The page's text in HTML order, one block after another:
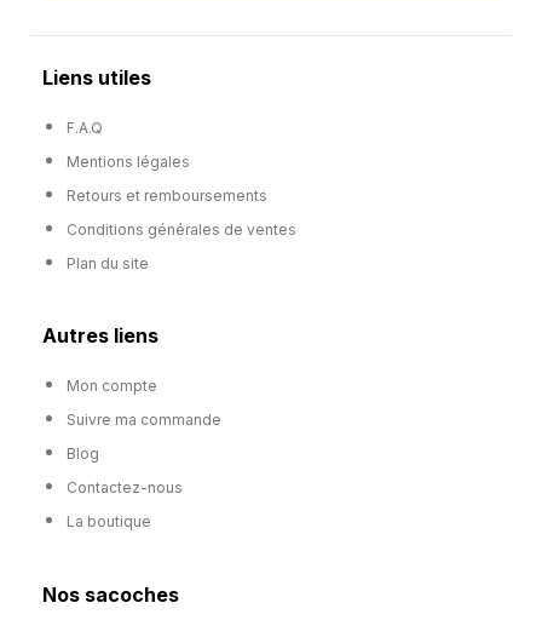
Liens utiles
F.A.Q
Mentions légales
Retours et remboursements
Conditions générales de ventes
Plan du site
Autres liens
Mon compte
Suivre ma commande
Blog
Contactez-nous
La boutique
Nos sacoches